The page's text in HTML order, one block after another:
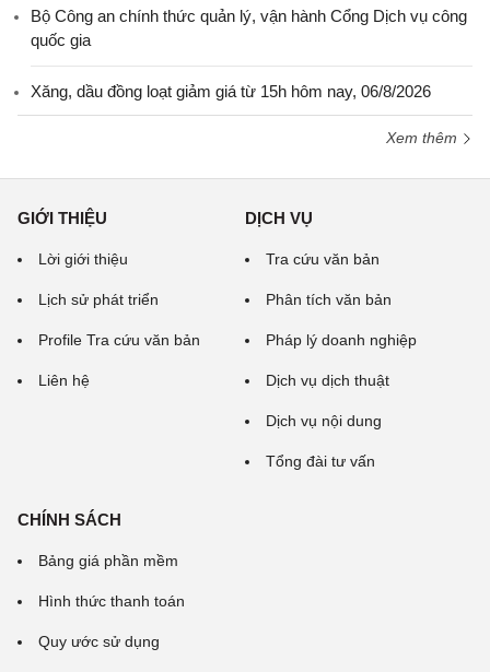
Bộ Công an chính thức quản lý, vận hành Cổng Dịch vụ công
quốc gia
Xăng, dầu đồng loạt giảm giá từ 15h hôm nay, 06/8/2026
Xem thêm
GIỚI THIỆU
Lời giới thiệu
Lịch sử phát triển
Profile Tra cứu văn bản
Liên hệ
DỊCH VỤ
Tra cứu văn bản
Phân tích văn bản
Pháp lý doanh nghiệp
Dịch vụ dịch thuật
Dịch vụ nội dung
Tổng đài tư vấn
CHÍNH SÁCH
Bảng giá phần mềm
Hình thức thanh toán
Quy ước sử dụng